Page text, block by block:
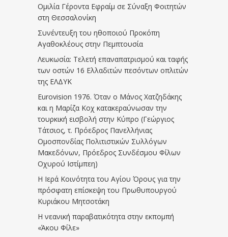
Ομιλία Γέροντα Εφραίμ σε Σύναξη Φοιτητών
στη Θεσσαλονίκη
Συνέντευξη του ηθοποιού Προκόπη
Αγαθοκλέους στην Πεμπτουσία
Λευκωσία: Τελετή επαναπατρισμού και ταφής
των οστών 16 Ελλαδιτών πεσόντων οπλιτών
της ΕΛΔΥΚ
Eurovision 1976. Όταν ο Μάνος Χατζηδάκης
και η Μαρίζα Κοχ κατακεραύνωσαν την
τουρκική εισβολή στην Κύπρο (Γεώργιος
Τάτσιος, τ. Πρόεδρος Πανελλήνιας
Ομοσπονδίας Πολιτιστικών Συλλόγων
Μακεδόνων, Πρόεδρος Συνδέσμου Φίλων
Οχυρού Ιστίμπεη)
Η Ιερά Κοινότητα του Αγίου Όρους για την
πρόσφατη επίσκεψη του Πρωθυπουργού
Κυριάκου Μητσοτάκη
Η νεανική παραβατικότητα στην εκπομπή
«Άκου Φίλε»